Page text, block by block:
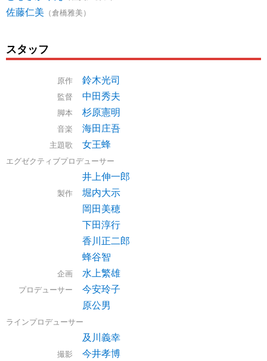
佐藤仁美 （倉橋雅美）
スタッフ
原作 鈴木光司
監督 中田秀夫
脚本 杉原憲明
音楽 海田庄吾
主題歌 女王蜂
エグゼクティブプロデューサー
井上伸一郎
製作
堀内大示
岡田美穂
下田淳行
香川正二郎
蜂谷智
企画 水上繁雄
プロデューサー
今安玲子
原公男
ラインプロデューサー
及川義幸
撮影 今井孝博